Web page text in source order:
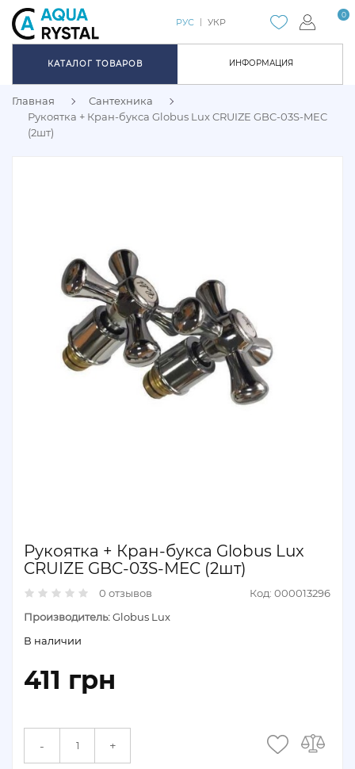
ИНФОРМАЦИЯ
0
РУС УКР
КАТАЛОГ ТОВАРОВ
Главная
Сантехника
Рукоятка + Кран-букса Globus Lux CRUIZE GBC-03S-MEC
(2шт)
Рукоятка + Кран-букса Globus Lux
CRUIZE GBC-03S-MEC (2шт)
0 отзывов
Код: 000013296
Производитель:Globus Lux
В наличии
411 грн
- +